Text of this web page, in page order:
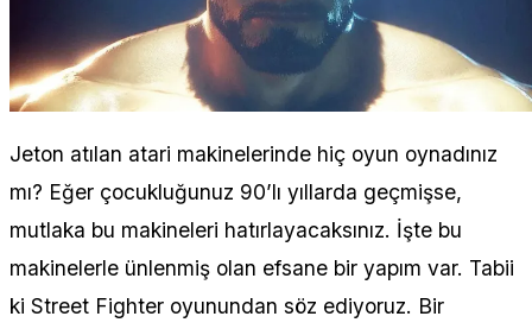
Jeton atılan atari makinelerinde hiç oyun oynadınız
mı? Eğer çocukluğunuz 90’lı yıllarda geçmişse,
mutlaka bu makineleri hatırlayacaksınız. İşte bu
makinelerle ünlenmiş olan efsane bir yapım var. Tabii
ki Street Fighter oyunundan söz ediyoruz. Bir